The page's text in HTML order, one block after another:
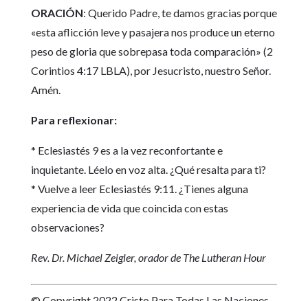
ORACIÓN: Querido Padre, te damos gracias porque
«esta aflicción leve y pasajera nos produce un eterno
peso de gloria que sobrepasa toda comparación» (2
Corintios 4:17 LBLA), por Jesucristo, nuestro Señor.
Amén.
Para reflexionar:
* Eclesiastés 9 es a la vez reconfortante e
inquietante. Léelo en voz alta. ¿Qué resalta para ti?
* Vuelve a leer Eclesiastés 9:11. ¿Tienes alguna
experiencia de vida que coincida con estas
observaciones?
Rev. Dr. Michael Zeigler, orador de The Lutheran Hour